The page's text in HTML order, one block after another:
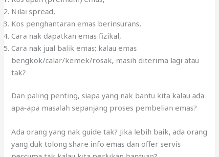
Cara nak jual balik emas; kalau emas
bengkok/calar/kemek/rosak, masih diterima lagi atau
Dan paling penting, siapa yang nak bantu kita kalau ada
apa-apa masalah sepanjang proses pembelian emas?
Ada orang yang nak guide tak? Jika lebih baik, ada orang
yang duk tolong share info emas dan offer servis
percuma tak kalau kita perlukan bantuan?
10) Beli emas di bank
Akhir sekali, biasanya emas pelaburan di bank sangat